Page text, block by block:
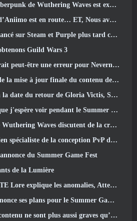
est exactement ce que j'attends de mes événements crossover de jeux vidéo
route… ET, Nous avons une fenêtre de lancement officielle
sur Steam et Purple plus tard cette année
Guild Wars 3
To Everness d'organiser l'événement Porsche Collab Gacha si tôt, Mais j'avais tort
finale du contenu de Destiny 2 est un cri de ralliement
retour de Gloria Victis, Survivra-t-il la deuxième fois?
voir pendant le Summer Game Fest
discutent de la création de la séquence de combat Lahai-Roi Mech
PvP de World Of Warcraft, Rejoint l’équipe MMO de League Of Legends
du Summer Game Fest
de la Lumière
Attendez, Et comment une organisation « secrète » suit tout cela
ses plans pour le Summer Game Fest
ne sont plus aussi graves qu’avant